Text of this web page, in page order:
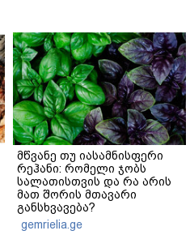
მწვანე თუ იასამნისფერი
რეჰანი: რომელი ჯობს
სალათისთვის და რა არის
მათ შორის მთავარი
განსხვავება?
gemrielia.ge